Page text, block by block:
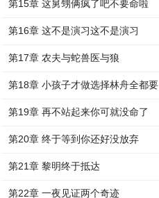
第15章 这舅甥俩疯了吧不要命啦
第16章 这不是演习这不是演习
第17章 农夫与蛇兽医与狼
第18章 小孩子才做选择林舟全都要
第19章 再不站起来你可就没命了
第20章 终于等到你还好没放弃
第21章 黎明终于抵达
第22章 一夜见证两个奇迹